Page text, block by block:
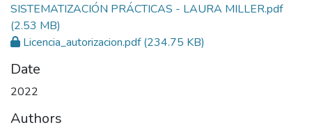
SISTEMATIZACIÓN PRÁCTICAS - LAURA MILLER.pdf
(2.53 MB)
Licencia_autorizacion.pdf(234.75 KB)
Date
2022
Authors